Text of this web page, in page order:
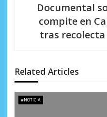
d
e
e
Documental
compite en
tras recolecta
Related Articles
#NOTICIA